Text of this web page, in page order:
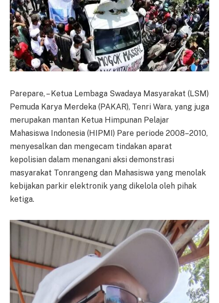
Parepare, – Ketua Lembaga Swadaya Masyarakat (LSM)
Pemuda Karya Merdeka (PAKAR), Tenri Wara, yang juga
merupakan mantan Ketua Himpunan Pelajar
Mahasiswa Indonesia (HIPMI) Pare periode 2008–2010,
menyesalkan dan mengecam tindakan aparat
kepolisian dalam menangani aksi demonstrasi
masyarakat Tonrangeng dan Mahasiswa yang menolak
kebijakan parkir elektronik yang dikelola oleh pihak
ketiga.